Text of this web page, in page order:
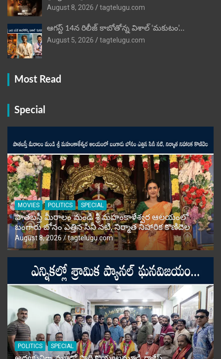
August 8, 2026
tagtelugu.com
ఆగస్ట్ 14న రిలీజ్ కాబోతోన్న విశాల్ ‘మకుటం’…
August 5, 2026
tagtelugu.com
Most Read
Special
MOVIES POLITICS SPECIAL
పాతబస్తీ మీరాలం మండి శ్రీ మహంకాళేశ్వర ఆలయంలో
బంగారు బోనం ఎత్తిన సినీ నటి, నిర్మాత నిహారిక కొణిదెల
August 8, 2026 tagtelugu.com
POLITICS SPECIAL